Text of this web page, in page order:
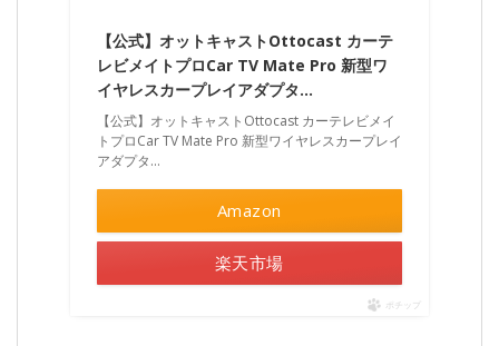
【公式】オットキャストOttocast カーテ
レビメイトプロCar TV Mate Pro 新型ワ
イヤレスカープレイアダプタ…
【公式】オットキャストOttocast カーテレビメイ
トプロCar TV Mate Pro 新型ワイヤレスカープレイ
アダプタ…
Amazon
楽天市場
ポチップ